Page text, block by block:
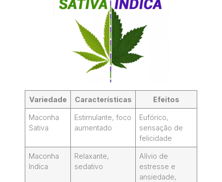
Variedade Características Efeitos
Maconha
Sativa
Estimulante, foco
aumentado
Eufórico,
sensação de
felicidade
Maconha
Indica
Relaxante,
sedativo
Alívio de
estresse e
ansiedade,